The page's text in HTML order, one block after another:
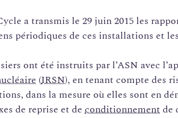
a transmis le 29 juin 2015 les
périodiques de ces installations et
ont été instruits par l’ASN avec
(IRSN), en tenant compte des
dans la mesure où elles sont en
de reprise et de conditionnement de